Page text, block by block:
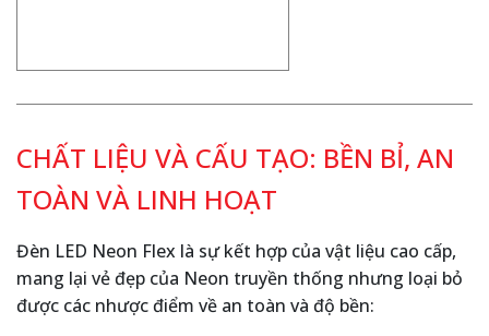
CHẤT LIỆU VÀ CẤU TẠO: BỀN BỈ, AN
TOÀN VÀ LINH HOẠT
Đèn LED Neon Flex là sự kết hợp của vật liệu cao cấp,
mang lại vẻ đẹp của Neon truyền thống nhưng loại bỏ
được các nhược điểm về an toàn và độ bền: